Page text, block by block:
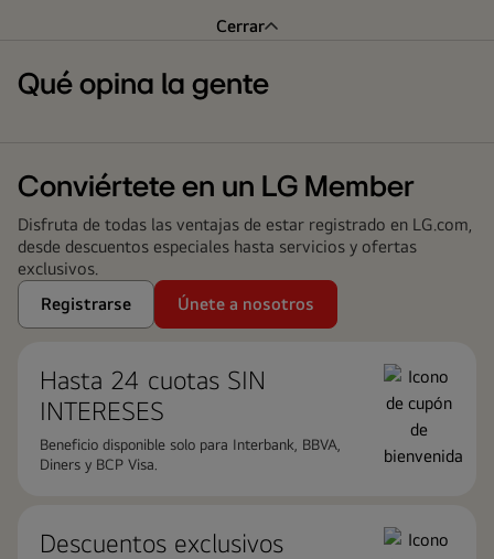
Cerrar
Qué opina la gente
Conviértete en un LG Member
Disfruta de todas las ventajas de estar registrado en LG.com,
desde descuentos especiales hasta servicios y ofertas
exclusivos.
Registrarse
Únete a nosotros
Hasta 24 cuotas ​SIN
INTERESES
Beneficio disponible solo para Interbank, BBVA,
Diners y BCP Visa.
Descuentos exclusivos